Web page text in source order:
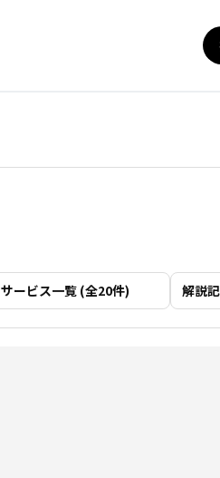
サービス一覧 (全20件) 解説